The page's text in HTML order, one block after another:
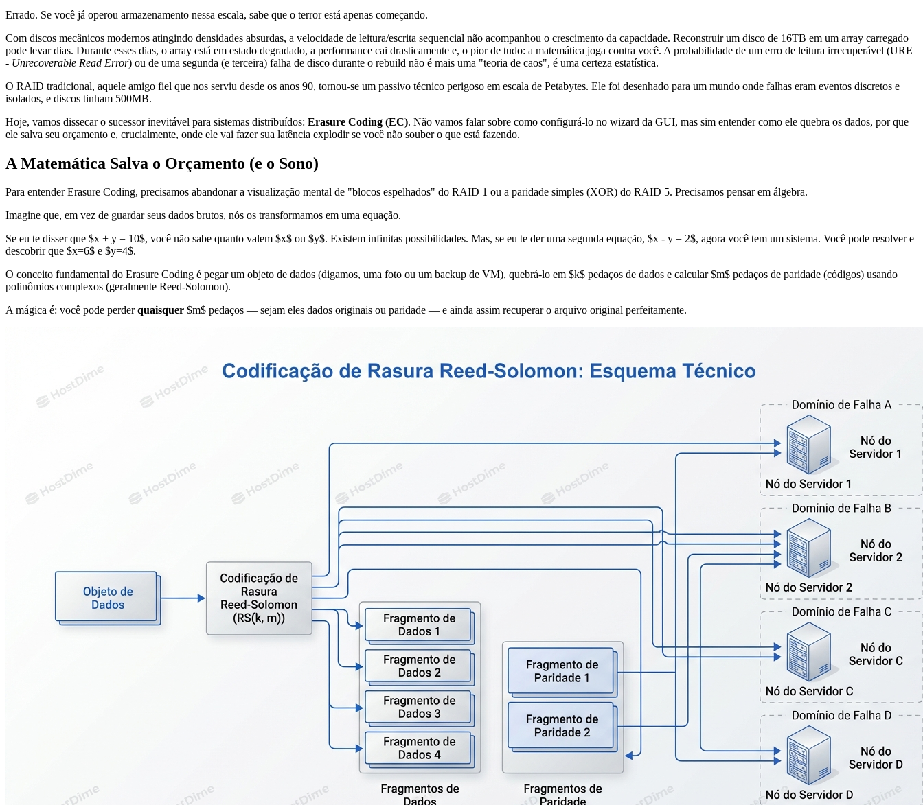
Errado. Se você já operou armazenamento nessa escala, sabe que o terror está apenas começando.
Com discos mecânicos modernos atingindo densidades absurdas, a velocidade de leitura/escrita sequencial não acompanhou o crescimento da capacidade. Reconstruir um disco de 16TB em um array carregado
pode levar dias. Durante esses dias, o array está em estado degradado, a performance cai drasticamente e, o pior de tudo: a matemática joga contra você. A probabilidade de um erro de leitura irrecuperável (URE
- Unrecoverable Read Error) ou de uma segunda (e terceira) falha de disco durante o rebuild não é mais uma "teoria de caos", é uma certeza estatística.
O RAID tradicional, aquele amigo fiel que nos serviu desde os anos 90, tornou-se um passivo técnico perigoso em escala de Petabytes. Ele foi desenhado para um mundo onde falhas eram eventos discretos e
isolados, e discos tinham 500MB.
Hoje, vamos dissecar o sucessor inevitável para sistemas distribuídos: Erasure Coding (EC). Não vamos falar sobre como configurá-lo no wizard da GUI, mas sim entender como ele quebra os dados, por que
ele salva seu orçamento e, crucialmente, onde ele vai fazer sua latência explodir se você não souber o que está fazendo.
A Matemática Salva o Orçamento (e o Sono)
Para entender Erasure Coding, precisamos abandonar a visualização mental de "blocos espelhados" do RAID 1 ou a paridade simples (XOR) do RAID 5. Precisamos pensar em álgebra.
Imagine que, em vez de guardar seus dados brutos, nós os transformamos em uma equação.
Se eu te disser que $x + y = 10$, você não sabe quanto valem $x$ ou $y$. Existem infinitas possibilidades. Mas, se eu te der uma segunda equação, $x - y = 2$, agora você tem um sistema. Você pode resolver e
descobrir que $x=6$ e $y=4$.
O conceito fundamental do Erasure Coding é pegar um objeto de dados (digamos, uma foto ou um backup de VM), quebrá-lo em $k$ pedaços de dados e calcular $m$ pedaços de paridade (códigos) usando
polinômios complexos (geralmente Reed-Solomon).
A mágica é: você pode perderquaisquer $m$ pedaços — sejam eles dados originais ou paridade — e ainda assim recuperar o arquivo original perfeitamente.